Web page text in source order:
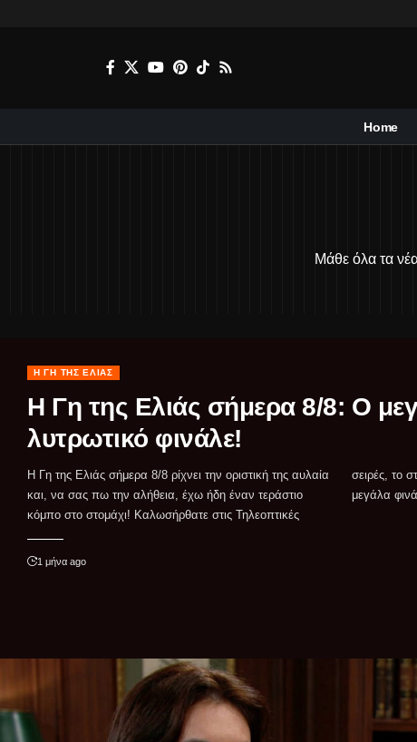
Home
Μάθε όλα τα νέα
Η ΓΗ ΤΗΣ ΕΛΙΆΣ
Η Γη της Ελιάς σήμερα 8/8: Ο
λυτρωτικό φινάλε!
Η Γη της Ελιάς σήμερα 8/8 ρίχνει την οριστική της αυλαία
και, να σας πω την αλήθεια, έχω ήδη έναν τεράστιο
κόμπο στο στομάχι! Καλωσήρθατε στις Τηλεοπτικές
σειρές, το στέκι που δεν κοιμάται ποτέ όταν έχουμε
μεγάλα
1 μήνα ago